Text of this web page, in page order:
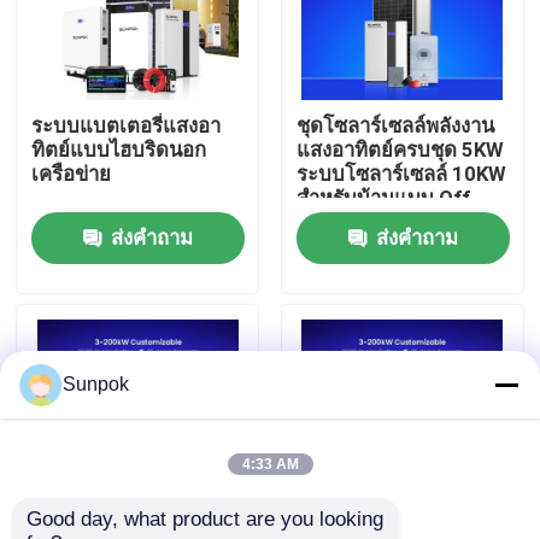
เกี่ยวกับเรา
ทัวร์โรงงาน
การควบคุมคุณภาพ
ข่าว
ขอทุน
ระบบแบตเตอรี่แสงอา
ทิตย์แบบไฮบริดนอก
เครือข่าย
ส่งคำถาม
ชุดโซลาร์เซลล์พลังงาน
แสงอาทิตย์ครบชุด 5KW
ระบบโซลาร์เซลล์ 10KW
สำหรับบ้านแบบ Off
Grid ชุดเต็ม
ส่งคำถาม
Sunpok
4:33 AM
Good day, what product are you looking